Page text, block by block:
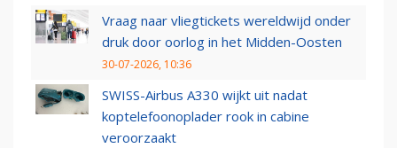
Vraag naar vliegtickets wereldwijd onder
druk door oorlog in het Midden-Oosten
30-07-2026, 10:36
SWISS-Airbus A330 wijkt uit nadat
koptelefoonoplader rook in cabine
veroorzaakt